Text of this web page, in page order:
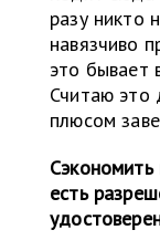
разу никто
навязчиво
это бывает
Считаю это
плюсом
Сэкономить
есть